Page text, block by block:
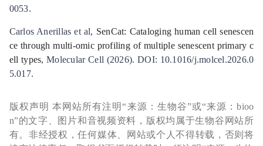
0053.
Carlos Anerillas et al, SenCat: Cataloging human cell senescen
ce through multi-omic profiling of multiple senescent primary c
ell types, Molecular Cell (2026). DOI: 10.1016/j.molcel.2026.0
5.017.
版权声明 本网站所有注明“来源：生物谷”或“来源：bioo
n”的文字、图片和音视频资料，版权均属于生物谷网站所
有。非经授权，任何媒体、网站或个人不得转载，否则将